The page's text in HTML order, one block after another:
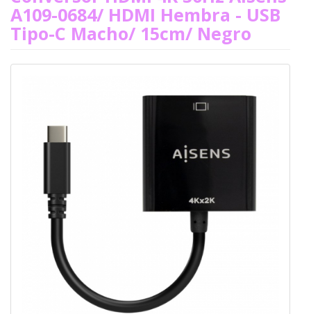
A109-0684/ HDMI Hembra - USB
Tipo-C Macho/ 15cm/ Negro